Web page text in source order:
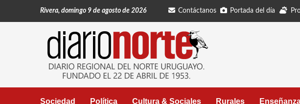
Rivera, domingo 9 de agosto de 2026 Contáctanos Portada del día
Sociedad Política Cultura & Sociales Rurales